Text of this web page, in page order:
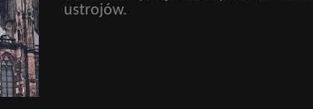
ustrojów.